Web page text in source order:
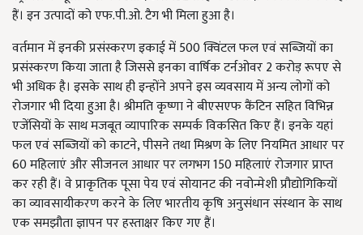
हैं। इन उत्पादों को एफ.पी.ओ. टैग भी मिला हुआ है।
वर्तमान में इनकी प्रसंस्करण इकाई में 500 क्विंटल फल एवं सब्जियों का
प्रसंस्करण किया जाता है जिससे इनका वार्षिक टर्नओवर 2 करोड़ रूपए से
भी अधिक है। इसके साथ ही इन्होंने अपने इस व्यवसाय में अन्य लोगों को
रोजगार भी दिया हुआ है। श्रीमति कृष्णा ने बीएसएफ कैंटिन सहित विभिन्न
एजेंसियों के साथ मजबूत व्यापारिक सम्पर्क विकसित किए हैं। इनके यहां
फल एवं सब्जियों को काटने, पीसने तथा मिश्रण के लिए नियमित आधार पर
60 महिलाएं और सीजनल आधार पर लगभग 150 महिलाएं रोजगार प्राप्त
कर रही हैं। वे प्राकृतिक पूसा पेय एवं सोयानट की नवोन्मेशी प्रौद्योगिकियों
का व्यावसायीकरण करने के लिए भारतीय कृषि अनुसंधान संस्थान के साथ
एक समझौता ज्ञापन पर हस्ताक्षर किए गए हैं।